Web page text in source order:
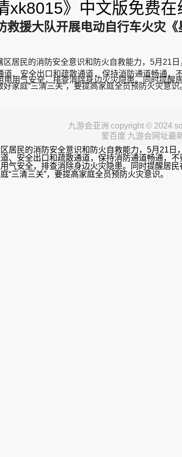
xk8015》中文版免费
救援大队开展电动自行车火灾
居民的消防安全意识和防火自救能力，5月21
、安全出口和疏散通道，保持消防通道畅通
用气安全，排查消除身边火灾隐患。同时提
家庭“三清三关”，要提高家庭全员预防火灾意识
九游会亚洲 copyright © 2024
爱百度 九游会网址最
居民的消防安全意识和防火自救能力，5月21
、安全出口和疏散通道，保持消防通道畅通，
气安全，排查消除身边火灾隐患。同时提醒居
三清三关”，要提高家庭全员预防火灾意识。